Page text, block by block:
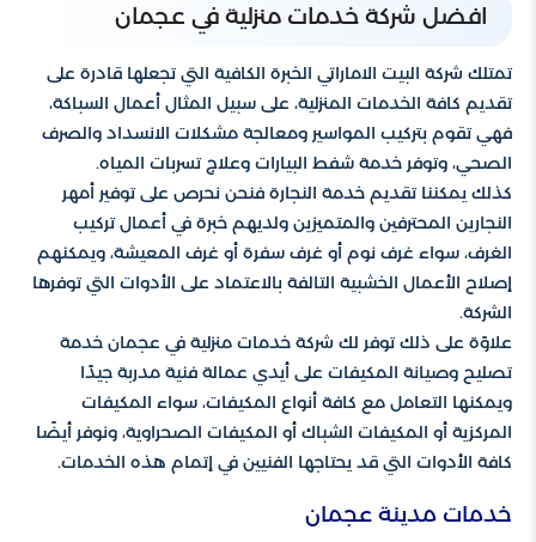
افضل شركة خدمات منزلية في عجمان
تمتلك شركة البيت الاماراتي الخبرة الكافية التي تجعلها قادرة على
تقديم كافة الخدمات المنزلية، على سبيل المثال أعمال السباكة،
فهي تقوم بتركيب المواسير ومعالجة مشكلات الانسداد والصرف
الصحي، وتوفر خدمة شفط البيارات وعلاج تسربات المياه.
كذلك يمكننا تقديم خدمة النجارة فنحن نحرص على توفير أمهر
النجارين المحترفين والمتميزين ولديهم خبرة في أعمال تركيب
الغرف، سواء غرف نوم أو غرف سفرة أو غرف المعيشة، ويمكنهم
إصلاح الأعمال الخشبية التالفة بالاعتماد على الأدوات التي توفرها
الشركة.
علاوًة على ذلك توفر لك شركة خدمات منزلية في عجمان خدمة
تصليح وصيانة المكيفات على أيدي عمالة فنية مدربة جيدًا
ويمكنها التعامل مع كافة أنواع المكيفات، سواء المكيفات
المركزية أو المكيفات الشباك أو المكيفات الصحراوية، ونوفر أيضًا
كافة الأدوات التي قد يحتاجها الفنيين في إتمام هذه الخدمات.
خدمات مدينة عجمان